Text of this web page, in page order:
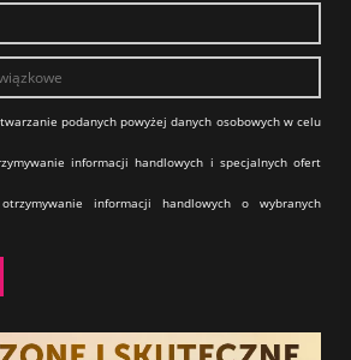
po­da­nych powyżej danych osobowych w celu
in­for­ma­cji han­dlo­wych i specjalnych ofert
in­for­ma­cji han­dlo­wych o wybranych